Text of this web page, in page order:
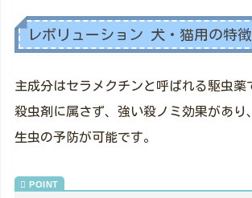
レボリューション 犬・猫用の特徴
主成分はセラメクチンと呼ばれる駆虫薬
殺虫剤に属さず、強い殺ノミ効果があり
生虫の予防が可能です。